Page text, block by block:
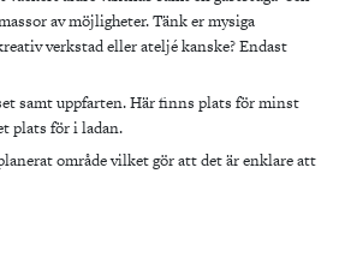
av möjligheter. Tänk er mysiga
verkstad eller ateljé kanske? Endast
samt uppfarten. Här finns plats för minst
plats för i ladan.
område vilket gör att det är enklare att